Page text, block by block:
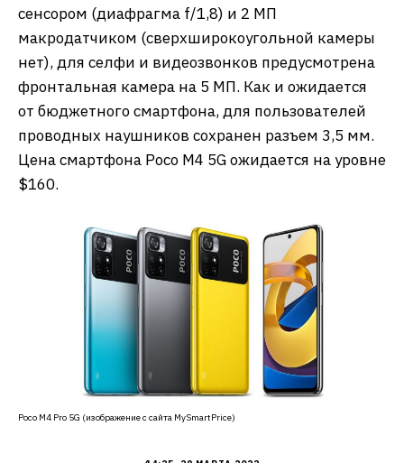
сенсором (диафрагма f/1,8) и 2 МП
макродатчиком (сверхширокоугольной камеры
нет), для селфи и видеозвонков предусмотрена
фронтальная камера на 5 МП. Как и ожидается
от бюджетного смартфона, для пользователей
проводных наушников сохранен разъем 3,5 мм.
Цена смартфона Poco M4 5G ожидается на уровне
$160.
Poco M4 Pro 5G (изображение с сайта MySmartPrice)